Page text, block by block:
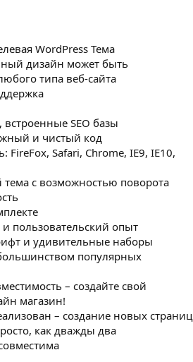
WordPress Тема
дизайн может быть
типа веб-сайта
SEO базы
и чистый код
FireFox, Safari, Chrome, IE9, IE10,
с возможностью поворота
пользовательский опыт
и удивительные наборы
популярных
– создайте свой
магазин!
– создание новых страниц
как дважды два